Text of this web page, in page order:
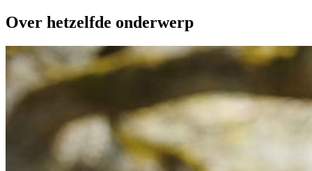
Over hetzelfde onderwerp